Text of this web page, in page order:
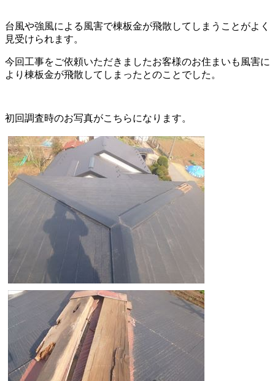
台風や強風による風害で棟板金が飛散してしまうことがよく
見受けられます。
今回工事をご依頼いただきましたお客様のお住まいも風害に
より棟板金が飛散してしまったとのことでした。
初回調査時のお写真がこちらになります。